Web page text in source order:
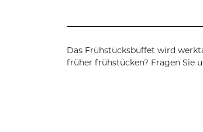
Das Frühstücksbuffet wird
früher frühstücken? Fragen Sie